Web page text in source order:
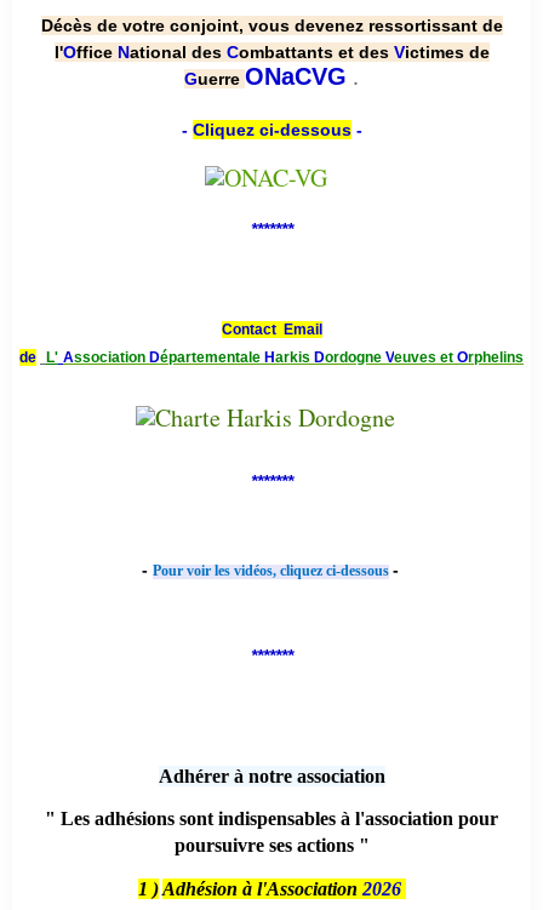
Décès de votre conjoint, vous devenez ressortissant de
l'Office National des Combattants et des Victimes de
Guerre ONaCVG .
- Cliquez ci-dessous-
*******
Contact Email
de
L' Association Départementale Harkis Dordogne Veuves et Orphelins
*******
- Pour voir les vidéos, cliquez ci-dessous -
*******
Adhérer à notre association
" Les adhésions sont indispensables à l'association pour
poursuivre ses actions "
1 ) Adhésion à l'Association 2026